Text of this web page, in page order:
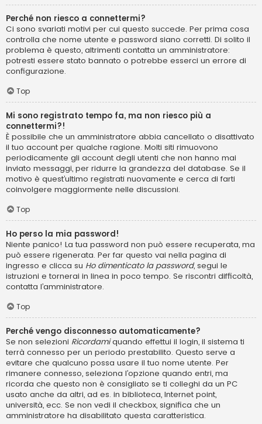
Perché non riesco a connettermi?
Ci sono svariati motivi per cui questo succede. Per prima cosa
controlla che nome utente e password siano corretti. Di solito il
problema è questo, altrimenti contatta un amministratore:
potresti essere stato bannato o potrebbe esserci un errore di
configurazione.
Top
Mi sono registrato tempo fa, ma non riesco più a
connettermi?!
È possibile che un amministratore abbia cancellato o disattivato
il tuo account per qualche ragione. Molti siti rimuovono
periodicamente gli account degli utenti che non hanno mai
inviato messaggi, per ridurre la grandezza del database. Se il
motivo è quest’ultimo registrati nuovamente e cerca di farti
coinvolgere maggiormente nelle discussioni.
Top
Ho perso la mia password!
Niente panico! La tua password non può essere recuperata, ma
può essere rigenerata. Per far questo vai nella pagina di
ingresso e clicca su Ho dimenticato la password, segui le
istruzioni e tornerai in linea in poco tempo. Se riscontri difficoltà,
contatta l’amministratore.
Top
Perché vengo disconnesso automaticamente?
Se non selezioni Ricordamiquando effettui il login, il sistema ti
terrà connesso per un periodo prestabilito. Questo serve a
evitare che qualcuno possa usare il tuo nome utente. Per
rimanere connesso, seleziona l’opzione quando entri, ma
ricorda che questo non è consigliato se ti colleghi da un PC
usato anche da altri, ad es. in biblioteca, Internet point,
università, ecc. Se non vedi il checkbox, significa che un
amministratore ha disabilitato questa caratteristica.